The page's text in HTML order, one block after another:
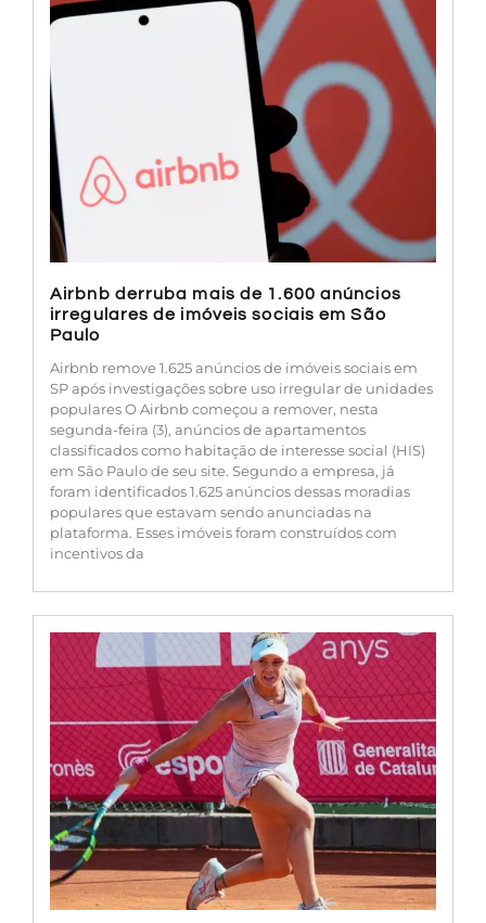
Airbnb derruba mais de 1.600 anúncios
irregulares de imóveis sociais em São
Paulo
Airbnb remove 1.625 anúncios de imóveis sociais em
SP após investigações sobre uso irregular de unidades
populares O Airbnb começou a remover, nesta
segunda-feira (3), anúncios de apartamentos
classificados como habitação de interesse social (HIS)
em São Paulo de seu site. Segundo a empresa, já
foram identificados 1.625 anúncios dessas moradias
populares que estavam sendo anunciadas na
plataforma. Esses imóveis foram construídos com
incentivos da